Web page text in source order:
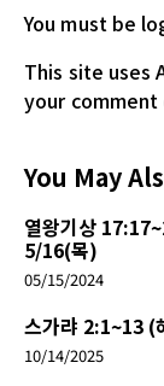
You must be
This site uses
your
You May
열왕기상
5/16(목)
05/15/2024
스가랴 2:1~13 (
10/14/2025